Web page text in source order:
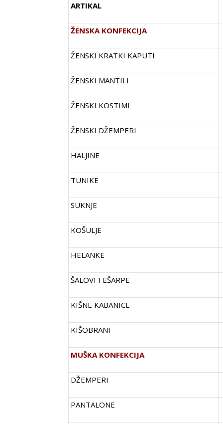
ARTIKAL
ŽENSKA KONFEKCIJA
ŽENSKI KRATKI KAPUTI
ŽENSKI MANTILI
ŽENSKI KOSTIMI
ŽENSKI DŽEMPERI
HALJINE
TUNIKE
SUKNJE
KOŠULJE
HELANKE
ŠALOVI I EŠARPE
KIŠNE KABANICE
KIŠOBRANI
MUŠKA KONFEKCIJA
DŽEMPERI
PANTALONE